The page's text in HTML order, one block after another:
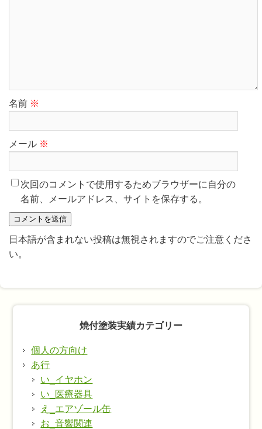
名前 ※
メール ※
次回のコメントで使用するためブラウザーに自分の
名前、メールアドレス、サイトを保存する。
日本語が含まれない投稿は無視されますのでご注意くださ
い。
焼付塗装実績カテゴリー
個人の方向け
あ行
い_イヤホン
い_医療器具
え_エアゾール缶
お_音響関連